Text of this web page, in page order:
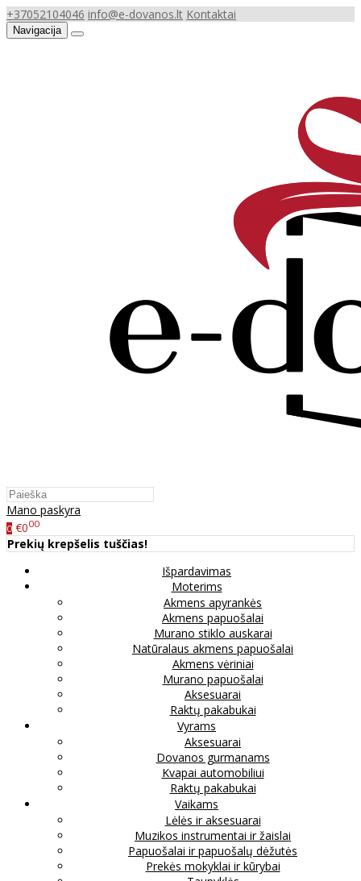
+37052104046 info@e-dovanos.lt Kontaktai
Navigacija
Mano paskyra
0 €000
Prekių krepšelis tuščias!
Išpardavimas
Moterims
Akmens apyrankės
Akmens papuošalai
Murano stiklo auskarai
Natūralaus akmens papuošalai
Akmens vėriniai
Murano papuošalai
Aksesuarai
Raktų pakabukai
Vyrams
Aksesuarai
Dovanos gurmanams
Kvapai automobiliui
Raktų pakabukai
Vaikams
Lėlės ir aksesuarai
Muzikos instrumentai ir žaislai
Papuošalai ir papuošalų dėžutės
Prekės mokyklai ir kūrybai